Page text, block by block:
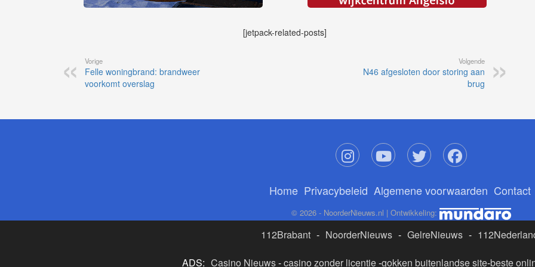
[jetpack-related-posts]
Vorige
Felle woningbrand: brandweer
voorkomt overslag
Volgende
N46 afgesloten door storing aan
brug
Home Privacybeleid Algemene voorwaarden Contact
© 2026 - NoorderNieuws.nl | Ontwikkeling:
112Brabant - NoorderNieuws - GelreNieuws -
ADS: Casino Nieuws-casino zonder licentie-gokken buitenlandse site-beste